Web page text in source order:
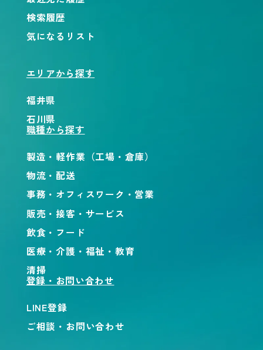
検索履歴
気になるリスト
エリアから探す
福井県
石川県
職種から探す
製造・軽作業（工場・倉庫）
物流・配送
事務・オフィスワーク・営業
販売・接客・サービス
飲食・フード
医療・介護・福祉・教育
清掃
登録・お問い合わせ
LINE登録
ご相談・お問い合わせ